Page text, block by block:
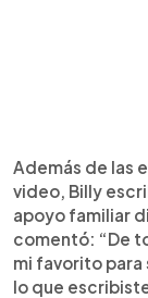
Además de las
video, Billy
apoyo familiar
comentó: “De
mi favorito
lo que